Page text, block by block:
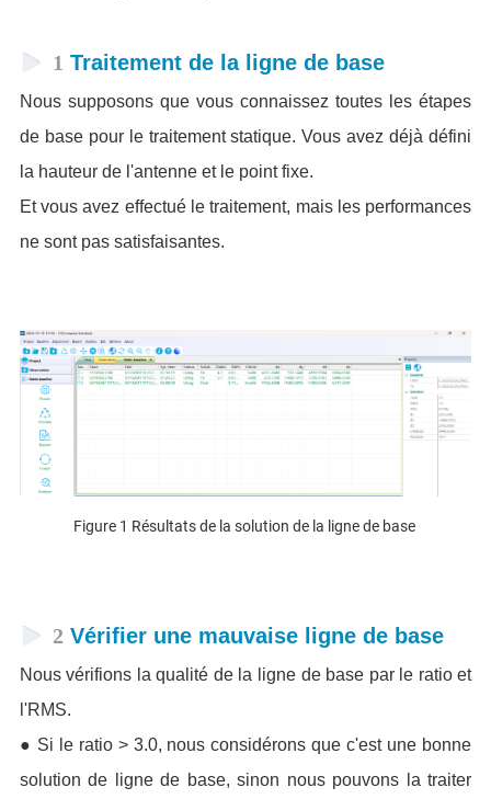
1 Traitement de la ligne de base
Nous supposons que vous connaissez toutes les étapes
de base pour le traitement statique. Vous avez déjà défini
la hauteur de l'antenne et le point fixe.
Et vous avez effectué le traitement, mais les performances
ne sont pas satisfaisantes.
Figure 1 Résultats de la solution de la ligne de base
2 Vérifier une mauvaise ligne de base
Nous vérifions la qualité de la ligne de base par le ratio et
l'RMS.
● Si le ratio > 3.0, nous considérons que c'est une bonne
solution de ligne de base, sinon nous pouvons la traiter